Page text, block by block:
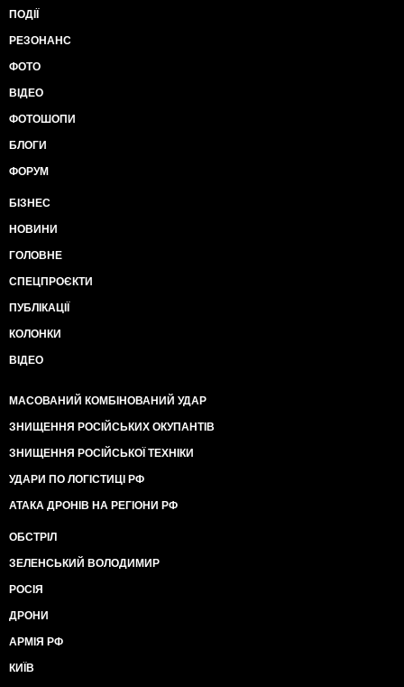
ПОДІЇ
РЕЗОНАНС
ФОТО
ВІДЕО
ФОТОШОПИ
БЛОГИ
ФОРУМ
БІЗНЕС
НОВИНИ
ГОЛОВНЕ
СПЕЦПРОЄКТИ
ПУБЛІКАЦІЇ
КОЛОНКИ
ВІДЕО
МАСОВАНИЙ КОМБІНОВАНИЙ УДАР
ЗНИЩЕННЯ РОСІЙСЬКИХ ОКУПАНТІВ
ЗНИЩЕННЯ РОСІЙСЬКОЇ ТЕХНІКИ
УДАРИ ПО ЛОГІСТИЦІ РФ
АТАКА ДРОНІВ НА РЕГІОНИ РФ
ОБСТРІЛ
ЗЕЛЕНСЬКИЙ ВОЛОДИМИР
РОСІЯ
ДРОНИ
АРМІЯ РФ
КИЇВ